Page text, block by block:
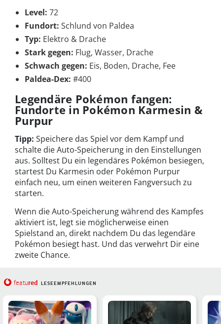
Level: 72
Fundort: Schlund von Paldea
Typ: Elektro & Drache
Stark gegen: Flug, Wasser, Drache
Schwach gegen: Eis, Boden, Drache, Fee
Paldea-Dex: #400
Legendäre Pokémon fangen:
Fundorte in Pokémon Karmesin &
Purpur
Tipp: Speichere das Spiel vor dem Kampf und
schalte die Auto-Speicherung in den Einstellungen
aus. Solltest Du ein legendäres Pokémon besiegen,
startest Du Karmesin oder Pokémon Purpur
einfach neu, um einen weiteren Fangversuch zu
starten.
Wenn die Auto-Speicherung während des Kampfes
aktiviert ist, legt sie möglicherweise einen
Spielstand an, direkt nachdem Du das legendäre
Pokémon besiegt hast. Und das verwehrt Dir eine
zweite Chance.
featured LESEEMPFEHLUNGEN